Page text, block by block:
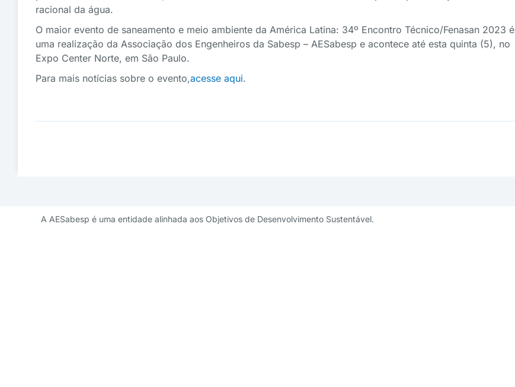
racional da água.
O maior evento de saneamento e meio ambiente da América Latina: 34º Encontro Técnico/Fenasan 2023 é
uma realização da Associação dos Engenheiros da Sabesp – AESabesp e acontece até esta quinta (5), no
Expo Center Norte, em São Paulo.
Para mais notícias sobre o evento,acesse aqui.
A AESabesp é uma entidade alinhada aos Objetivos de Desenvolvimento Sustentável.